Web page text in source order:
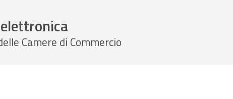
Camere di Commercio